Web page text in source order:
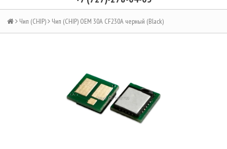
Чип (CHIP) Чип (CHIP) OEM 30A CF230A черный (Black)